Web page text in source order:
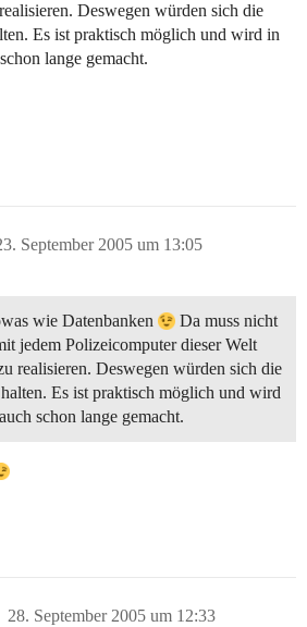
Deswegen würden sich die
Es ist praktisch möglich und wird in
lange gemacht.
September 2005 um 13:05
wie Datenbanken
Da muss nicht
jedem Polizeicomputer dieser Welt
realisieren. Deswegen würden sich die
Es ist praktisch möglich und wird
schon lange gemacht.
28. September 2005 um 12:33